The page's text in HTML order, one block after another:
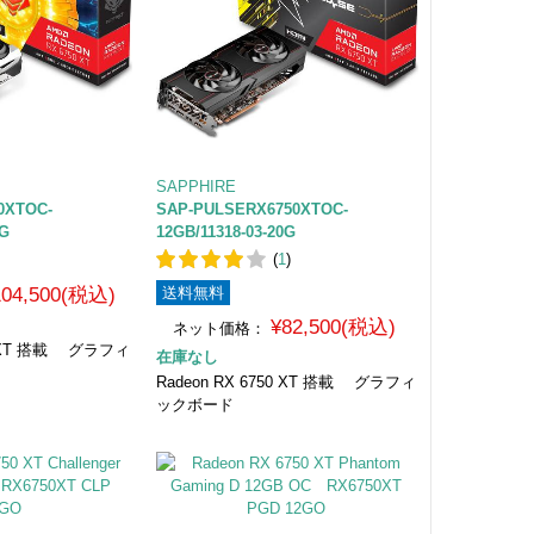
税込)
搭載 グラフィ
SAPPHIRE
SAP-PULSERX6750XTOC-
12GB/11318-03-20G
(1)
送料無料
ネット価格： ¥82,500(税込)
在庫なし
Radeon RX 6750 XT 搭載 グラフィ
ックボード